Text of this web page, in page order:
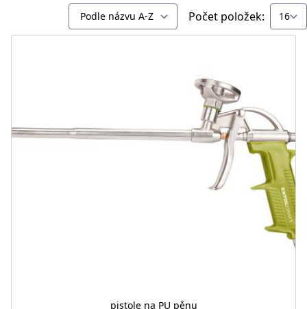
Počet položek:
pistole na PU pěnu